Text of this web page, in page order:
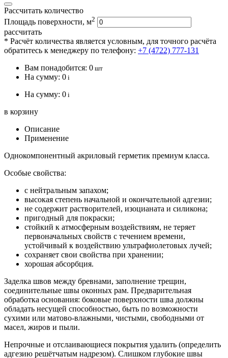
Рассчитать количество
Площадь поверхности, м2
рассчитать
* Расчёт количества является условным, для точного расчёта
обратитесь к менеджеру по телефону: +7 (4722) 777-131
Вам понадобится: 0 шт
На сумму: 0 i
На сумму: 0 i
в корзину
Описание
Применение
Однокомпонентный акриловый герметик премиум класса.
Особые свойства:
с нейтральным запахом;
высокая степень начальной и окончательной адгезии;
не содержит растворителей, изоцианата и силикона;
пригодный для покраски;
стойкий к атмосферным воздействиям, не теряет
первоначальных свойств с течением времени,
устойчивый к воздействию ультрафиолетовых лучей;
сохраняет свои свойства при хранении;
хорошая абсорбция.
Заделка швов между бревнами, заполнение трещин,
соединительные швы оконных рам. Предварительная
обработка основания: боковые поверхности шва должны
обладать несущей способностью, быть по возможности
сухими или матово-влажными, чистыми, свободными от
масел, жиров и пыли.
Непрочные и отслаивающиеся покрытия удалить (определить
адгезию решётчатым надрезом). Слишком глубокие швы